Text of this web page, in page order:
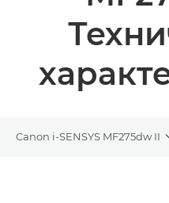
Canon i-SENSYS MF275dw II